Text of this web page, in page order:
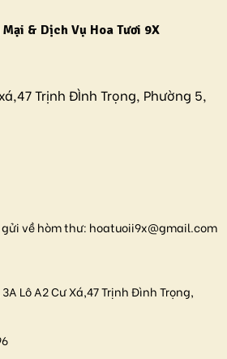
Mại & Dịch Vụ Hoa Tươi 9X
Trịnh ĐÌnh Trọng, Phường 5,
về hòm thư: hoatuoii9x@gmail.com
Lô A2 Cư Xá,47 Trịnh Đình Trọng,